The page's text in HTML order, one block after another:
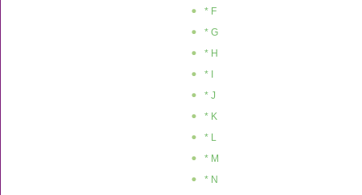
* F
* G
* H
* I
* J
* K
* L
* M
* N